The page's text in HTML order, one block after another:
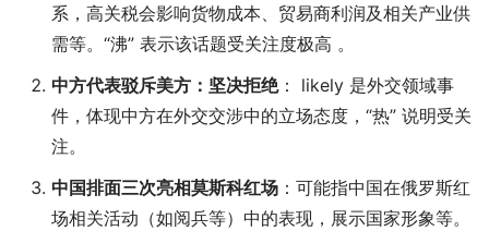
系，高关税会影响货物成本、贸易商利润及相关产业供
需等。“沸” 表示该话题受关注度极高 。
中方代表驳斥美方：坚决拒绝： likely 是外交领域事
件，体现中方在外交交涉中的立场态度，“热” 说明受关
注。
中国排面三次亮相莫斯科红场 ：可能指中国在俄罗斯红
场相关活动（如阅兵等）中的表现，展示国家形象等。